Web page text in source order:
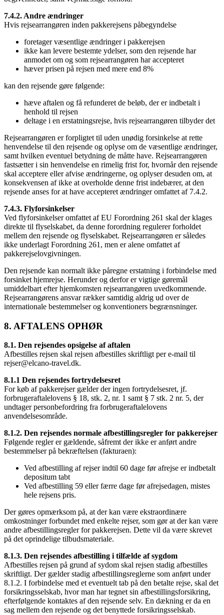
7.4.2. Andre ændringer
Hvis rejsearrangøren inden pakkerejsens påbegyndelse
foretager væsentlige ændringer i pakkerejsen
ikke kan levere bestemte ydelser, som den rejsende har
anmodet om og som rejsearrangøren har accepteret
hæver prisen på rejsen med mere end 8%
kan den rejsende gøre følgende:
hæve aftalen og få refunderet de beløb, der er indbetalt i
henhold til rejsen
deltage i en erstatningsrejse, hvis rejsearrangøren tilbyder det
Rejsearrangøren er forpligtet til uden unødig forsinkelse at rette
henvendelse til den rejsende og oplyse om de væsentlige ændringer,
samt hvilken eventuel betydning de måtte have. Rejsearrangøren
fastsætter i sin henvendelse en rimelig frist for, hvornår den rejsende
skal acceptere eller afvise ændringerne, og oplyser desuden om, at
konsekvensen af ikke at overholde denne frist indebærer, at den
rejsende anses for at have accepteret ændringer omfattet af 7.4.2.
7.4.3. Flyforsinkelser
Ved flyforsinkelser omfattet af EU Forordning 261 skal der klages
direkte til flyselskabet, da denne forordning regulerer forholdet
mellem den rejsende og flyselskabet. Rejsearrangøren er således
ikke underlagt Forordning 261, men er alene omfattet af
pakkerejselovgivningen.
Den rejsende kan normalt ikke påregne erstatning i forbindelse med
forsinket hjemrejse. Herunder og derfor er vigtige gøremål
umiddelbart efter hjemkomsten rejsearrangøren uvedkommende.
Rejsearrangørens ansvar rækker samtidig aldrig ud over de
internationale bestemmelser og konventioners begrænsninger.
8. AFTALENS OPHØR
8.1. Den rejsendes opsigelse af aftalen
Afbestilles rejsen skal rejsen afbestilles skriftligt per e-mail til
rejser@elcano-travel.dk.
8.1.1 Den rejsendes fortrydelsesret
For køb af pakkerejser gælder der ingen fortrydelsesret, jf.
forbrugeraftalelovens § 18, stk. 2, nr. 1 samt § 7 stk. 2 nr. 5, der
undtager personbefordring fra forbrugeraftalelovens
anvendelsesområde.
8.1.2. Den rejsendes normale afbestillingsregler for pakkerejser
Følgende regler er gældende, såfremt der ikke er anført andre
bestemmelser på bekræftelsen (fakturaen):
Ved afbestilling af rejser indtil 60 dage før afrejse er indbetalt
depositum tabt
Ved afbestilling 59 eller færre dage før afrejsedagen, mistes
hele rejsens pris.
Der gøres opmærksom på, at der kan være ekstraordinære
omkostninger forbundet med enkelte rejser, som gør at der kan være
andre afbestillingsregler for pakkerejsen. Dette vil da være skrevet
på det oprindelige tilbudsmateriale.
8.1.3. Den rejsendes afbestilling i tilfælde af sygdom
Afbestilles rejsen på grund af sydom skal rejsen stadig afbestilles
skriftligt. Der gælder stadig afbestillingsreglerne som anført under
8.1.2. I forbindelse med et eventuelt tab på den betalte rejse, skal det
forsikringsselskab, hvor man har tegnet sin afbestillingsforsikring,
efterfølgende kontaktes af den rejsende selv. En dækning er da en
sag mellem den rejsende og det benyttede forsikringsselskab.